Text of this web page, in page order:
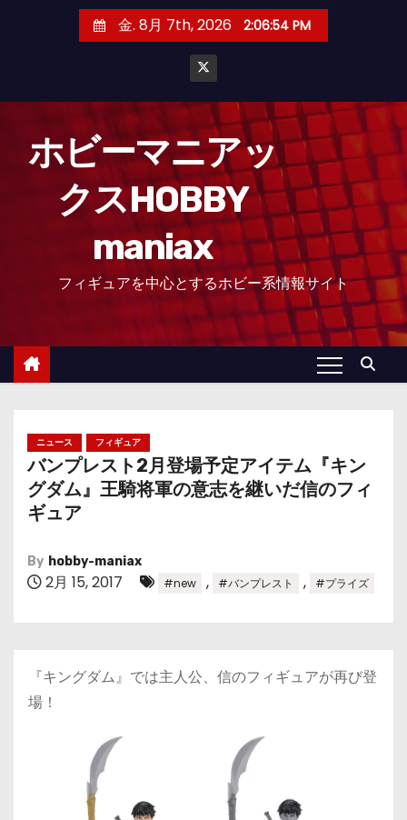
金. 8月 7th, 2026 2:06:55 PM
ホビーマニアッ
クスHOBBY
maniax
フィギュアを中心とするホビー系情報サイト
ニュース フィギュア
バンプレスト2月登場予定アイテム『キン
グダム』王騎将軍の意志を継いだ信のフィ
ギュア
By hobby-maniax
2月 15, 2017 #new , #バンプレスト , #プライズ
『キングダム』では主人公、信のフィギュアが再び登
場！